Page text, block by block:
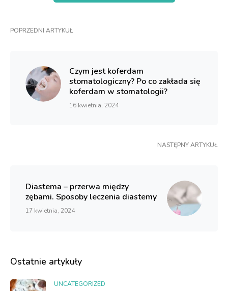
POPRZEDNI ARTYKUŁ
Czym jest koferdam
stomatologiczny? Po co zakłada się
koferdam w stomatologii?
16 kwietnia, 2024
NASTĘPNY ARTYKUŁ
Diastema – przerwa między
zębami. Sposoby leczenia diastemy
17 kwietnia, 2024
Ostatnie artykuły
UNCATEGORIZED